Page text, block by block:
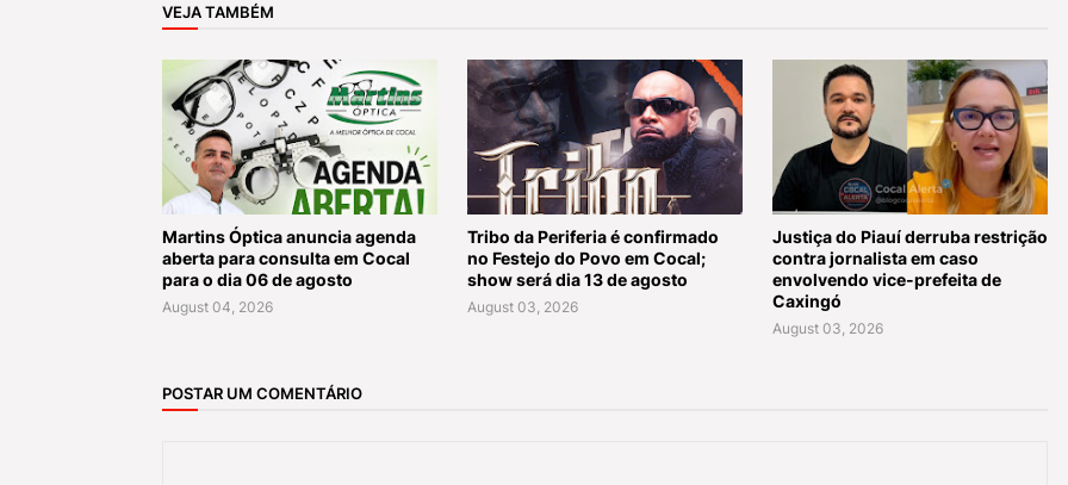
VEJA TAMBÉM
Martins Óptica anuncia agenda
aberta para consulta em Cocal
para o dia 06 de agosto
August 04, 2026
Tribo da Periferia é confirmado
no Festejo do Povo em Cocal;
show será dia 13 de agosto
August 03, 2026
Justiça do Piauí derruba restrição
contra jornalista em caso
envolvendo vice-prefeita de
Caxingó
August 03, 2026
POSTAR UM COMENTÁRIO